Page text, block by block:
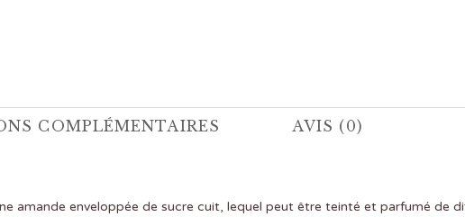
COMPLÉMENTAIRES AVIS (0)
amande enveloppée de sucre cuit, lequel peut être teinté et parfumé de